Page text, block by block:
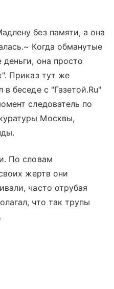
без памяти, а она
Когда обманутые
деньги, она просто
Приказ тут же
беседе с "Газетой.Ru"
следователь по
Москвы,
По словам
жертв они
часто отрубая
что так трупы